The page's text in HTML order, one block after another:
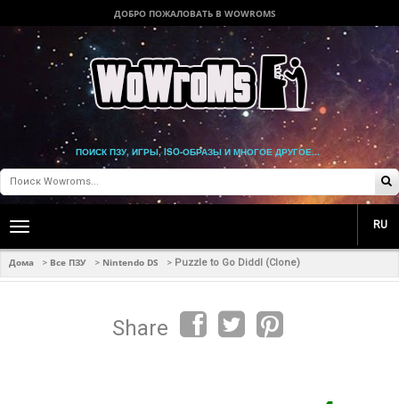
ДОБРО ПОЖАЛОВАТЬ В WOWROMS
ПОИСК ПЗУ, ИГРЫ, ISO-ОБРАЗЫ И МНОГОЕ ДРУГОЕ...
Toggle
navigation
RU
Дома > Все ПЗУ > Nintendo DS > Puzzle to Go Diddl (Clone)
Share